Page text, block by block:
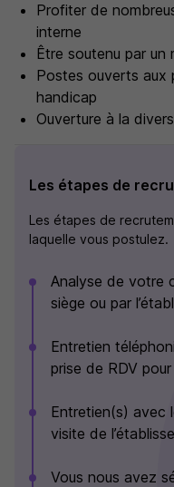
Profiter de
interne
Être soutenu par un
Postes ouverts aux
handicap
Ouverture à la
Les étapes de
Les étapes de
laquelle vous postulez.
Analyse de votre
siège ou par
Entretien
prise de RDV
Entretien(s) avec
visite de
Vous nous avez